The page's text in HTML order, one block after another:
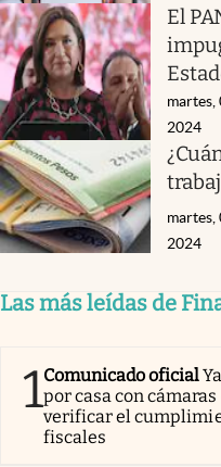
El
martes,
2024
martes,
2024
Las más leídas de
1Comunicado oficial
por casa con
verificar el
fiscales